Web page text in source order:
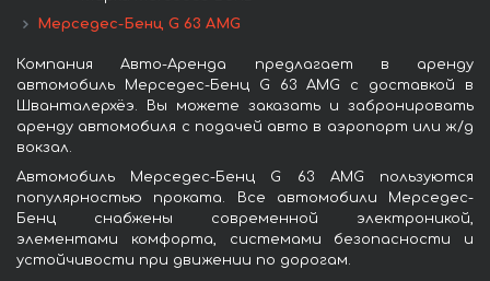
Мерседес-Бенц G 63 AMG
Компания Авто-Аренда предлагает в аренду
автомобиль Мерседес-Бенц G 63 AMG с доставкой в
Шванталерхёэ. Вы можете заказать и забронировать
аренду автомобиля с подачей авто в аэропорт или ж/д
вокзал.
Автомобиль Мерседес-Бенц G 63 AMG пользуются
популярностью проката. Все автомобили Мерседес-
Бенц снабжены современной электроникой,
элементами комфорта, системами безопасности и
устойчивости при движении по дорогам.